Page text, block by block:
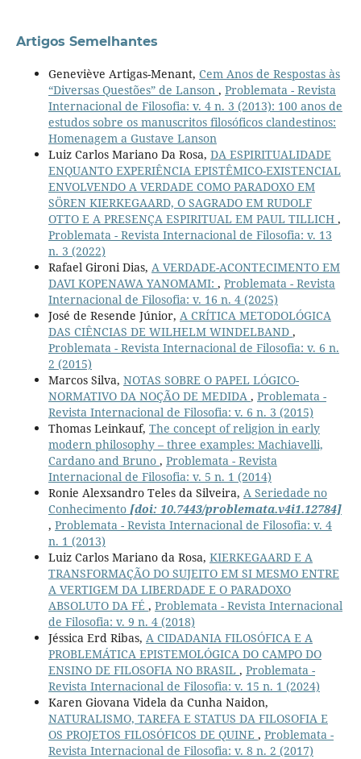
Artigos Semelhantes
Geneviève Artigas-Menant, Cem Anos de Respostas às
“Diversas Questões” de Lanson , Problemata - Revista
Internacional de Filosofia: v. 4 n. 3 (2013): 100 anos de
estudos sobre os manuscritos filosóficos clandestinos:
Homenagem a Gustave Lanson
Luiz Carlos Mariano Da Rosa, DA ESPIRITUALIDADE
ENQUANTO EXPERIÊNCIA EPISTÊMICO-EXISTENCIAL
ENVOLVENDO A VERDADE COMO PARADOXO EM
SÖREN KIERKEGAARD, O SAGRADO EM RUDOLF
OTTO E A PRESENÇA ESPIRITUAL EM PAUL TILLICH ,
Problemata - Revista Internacional de Filosofia: v. 13
n. 3 (2022)
Rafael Gironi Dias, A VERDADE-ACONTECIMENTO EM
DAVI KOPENAWA YANOMAMI: , Problemata - Revista
Internacional de Filosofia: v. 16 n. 4 (2025)
José de Resende Júnior, A CRÍTICA METODOLÓGICA
DAS CIÊNCIAS DE WILHELM WINDELBAND ,
Problemata - Revista Internacional de Filosofia: v. 6 n.
2 (2015)
Marcos Silva, NOTAS SOBRE O PAPEL LÓGICO-
NORMATIVO DA NOÇÃO DE MEDIDA , Problemata -
Revista Internacional de Filosofia: v. 6 n. 3 (2015)
Thomas Leinkauf, The concept of religion in early
modern philosophy – three examples: Machiavelli,
Cardano and Bruno , Problemata - Revista
Internacional de Filosofia: v. 5 n. 1 (2014)
Ronie Alexsandro Teles da Silveira, A Seriedade no
Conhecimento [doi: 10.7443/problemata.v4i1.12784]
, Problemata - Revista Internacional de Filosofia: v. 4
n. 1 (2013)
Luiz Carlos Mariano da Rosa, KIERKEGAARD E A
TRANSFORMAÇÃO DO SUJEITO EM SI MESMO ENTRE
A VERTIGEM DA LIBERDADE E O PARADOXO
ABSOLUTO DA FÉ , Problemata - Revista Internacional
de Filosofia: v. 9 n. 4 (2018)
Jéssica Erd Ribas, A CIDADANIA FILOSÓFICA E A
PROBLEMÁTICA EPISTEMOLÓGICA DO CAMPO DO
ENSINO DE FILOSOFIA NO BRASIL , Problemata -
Revista Internacional de Filosofia: v. 15 n. 1 (2024)
Karen Giovana Videla da Cunha Naidon,
NATURALISMO, TAREFA E STATUS DA FILOSOFIA E
OS PROJETOS FILOSÓFICOS DE QUINE , Problemata -
Revista Internacional de Filosofia: v. 8 n. 2 (2017)